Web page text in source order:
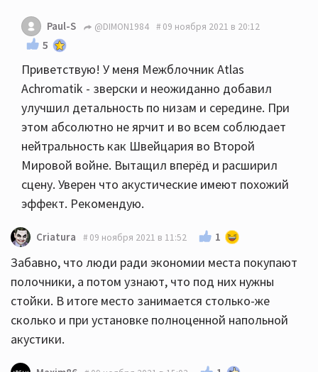
Paul-S @DIMON1984 09 ноября 2021 в 20:12
5
Приветствую! У меня Межблочник Atlas
Achromatik - зверски и неожиданно добавил
улучшил детальность по низам и середине. При
этом абсолютно не ярчит и во всем соблюдает
нейтральность как Швейцария во Второй
Мировой войне. Вытащил вперёд и расширил
сцену. Уверен что акустические имеют похожий
эффект. Рекомендую.
Criatura 09 ноября 2021 в 11:52 1
Забавно, что люди ради экономии места покупают
полочники, а потом узнают, что под них нужны
стойки. В итоге место занимается столько-же
сколько и при установке полноценной напольной
акустики.